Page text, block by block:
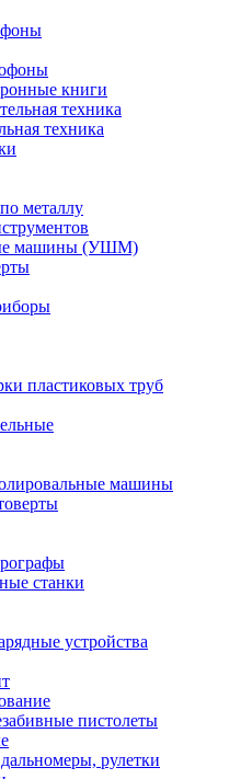
книги
техника
металлу
машины (УШМ)
пластиковых труб
машины
станки
устройства
пистолеты
рулетки